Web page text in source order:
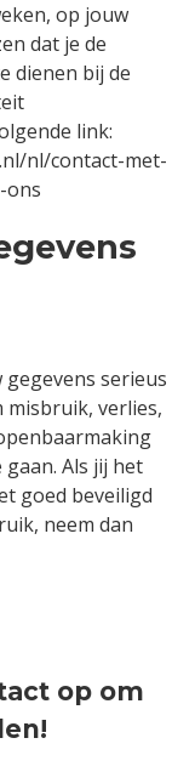
op jouw
dat je de
dienen bij de
link:
nl/contact-met-
ons
serieus
misbruik, verlies,
Als jij het
goed beveiligd
neem dan
op om